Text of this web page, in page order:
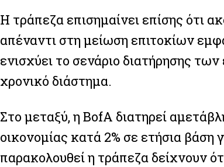
Η τράπεζα επισημαίνει επίσης ότι
απέναντι στη μείωση επιτοκίων
ενισχύει το σενάριο διατήρησης
χρονικό διάστημα.
Στο μεταξύ, η BofA διατηρεί
οικονομίας κατά 2% σε ετήσια βάση
παρακολουθεί η τράπεζα δείχνουν